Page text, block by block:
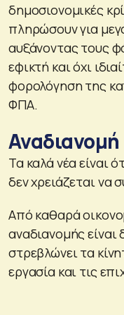
δημοσιονομικές
πληρώσουν για
αυξάνοντας τους
εφικτή και όχι
φορολόγηση της
ΦΠΑ.
Αναδιανομή
Τα καλά νέα είναι
δεν χρειάζεται να
Από καθαρά
αναδιανομής
στρεβλώνει τα
εργασία και τις